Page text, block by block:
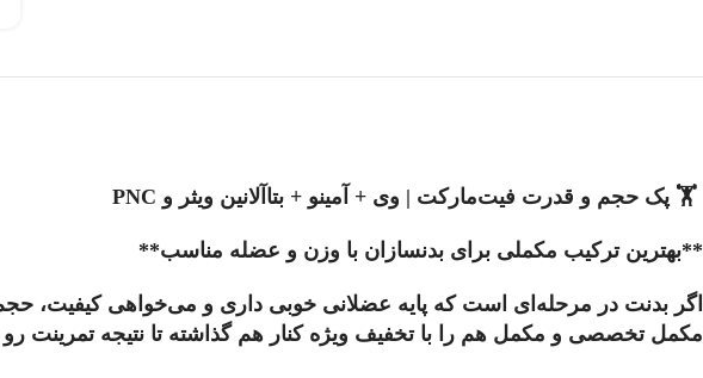
🏋️ پک حجم و قدرت فیت‌مارکت | وی + آمینو + بتا‌آلانین ویثر و PNC
**بهترین ترکیب مکملی برای بدنسازان با وزن و عضله مناسب**
اگر بدنت در مرحله‌ای است که پایه عضلانی خوبی داری و می‌خواهی کیفیت،
مکمل تخصصی و مکمل هم را با تخفیف ویژه کنار هم گذاشته تا نتیجه تمرینت رو